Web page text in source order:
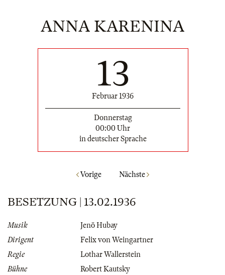
ANNA KARENINA
13
Februar 1936
Donnerstag
00:00 Uhr
in deutscher Sprache
Vorige Nächste
BESETZUNG | 13.02.1936
Musik
Jenö Hubay
Dirigent
Felix von Weingartner
Regie
Lothar Wallerstein
Bühne
Robert Kautsky